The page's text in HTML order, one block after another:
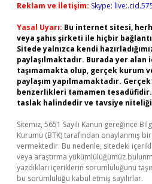
Reklam ve İletişim: Skype:
Yasal Uyarı: Bu internet sitesi,
veya şahıs şirketi ile hiçbir
Sitede yalnızca kendi
paylaşılmaktadır. Burada yer
taşımamakta olup, gerçek kurum
paylaşım yapılmamaktadır.
benzerlikleri tamamen
taslak halindedir ve tavsiye niteliği
Sitemiz, 5651 Sayılı Kanun gereğince
Kurumu (BTK) tarafından onaylanmış
vermektedir. Bu nedenle, sitedeki
veya araştırma yükümlülüğümüz
yazdıkları içeriklerin sorumluluğunu
bu sorumluluğu kabul etmiş sayılırlar.